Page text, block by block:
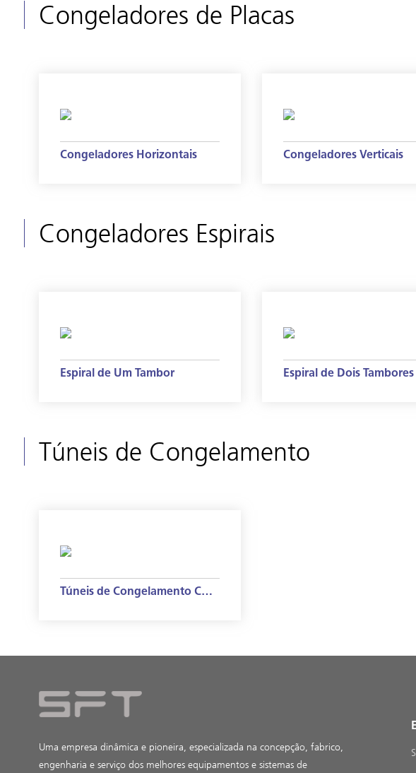
Congeladores de Placas
Congeladores Horizontais Congeladores Verticais
Congeladores Espirais
Espiral de Um Tambor Espiral de Dois Tambores
Túneis de Congelamento
Túneis de Congelamento Contínuos
Uma empresa dinâmica e pioneira, especializada na concepção, fabrico,
engenharia e serviço dos melhores equipamentos e sistemas de